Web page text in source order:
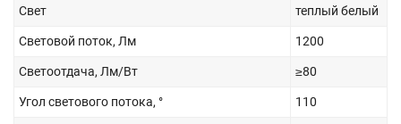
Свет теплый белый
Световой поток, Лм 1200
Светоотдача, Лм/Вт ≥80
Угол светового потока, ° 110